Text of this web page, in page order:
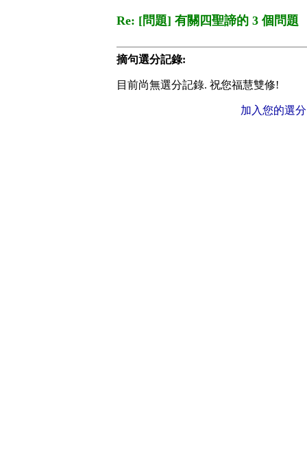
Re: [問題] 有關四聖諦的 3 個問題
摘句選分記錄:
目前尚無選分記錄. 祝您福慧雙修!
加入您的選分